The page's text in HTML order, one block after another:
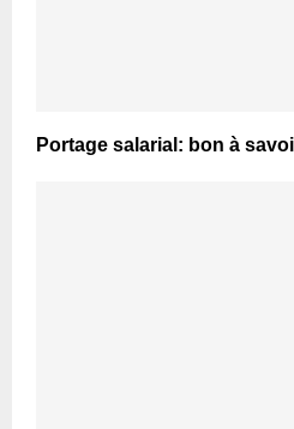
Portage salarial: bon à